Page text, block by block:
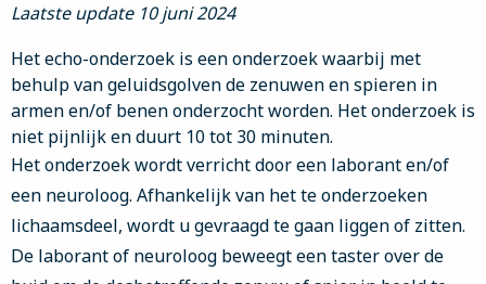
tabblad
Laatste update 10 juni 2024
Het echo-onderzoek is een onderzoek waarbij met
behulp van geluidsgolven de zenuwen en spieren in
armen en/of benen onderzocht worden. Het onderzoek is
niet pijnlijk en duurt 10 tot 30 minuten.
Het onderzoek wordt verricht door een laborant en/of
een neuroloog. Afhankelijk van het te onderzoeken
lichaamsdeel, wordt u gevraagd te gaan liggen of zitten.
De laborant of neuroloog beweegt een taster over de